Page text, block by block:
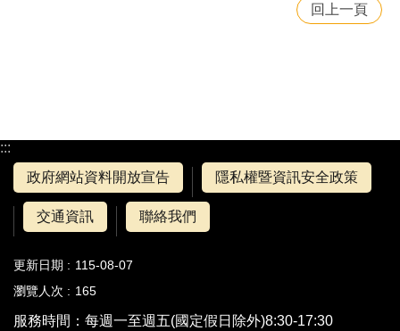
回上一頁
:::
政府網站資料開放宣告
隱私權暨資訊安全政策
交通資訊 聯絡我們
更新日期
115-08-07
瀏覽人次
165
服務時間：每週一至週五(國定假日除外)8:30-17:30